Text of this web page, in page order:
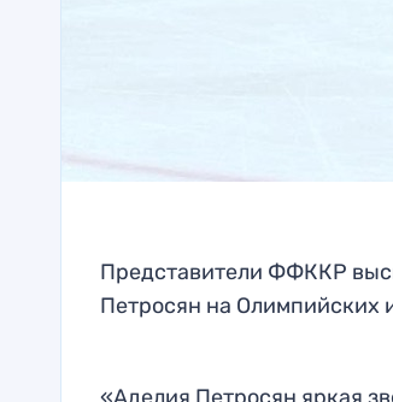
Представители ФФККР
Петросян на Олимпийских